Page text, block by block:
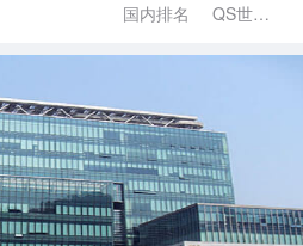
QS世界排名
国内排名